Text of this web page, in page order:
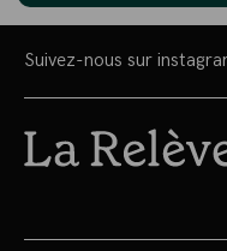
Suivez-nous sur